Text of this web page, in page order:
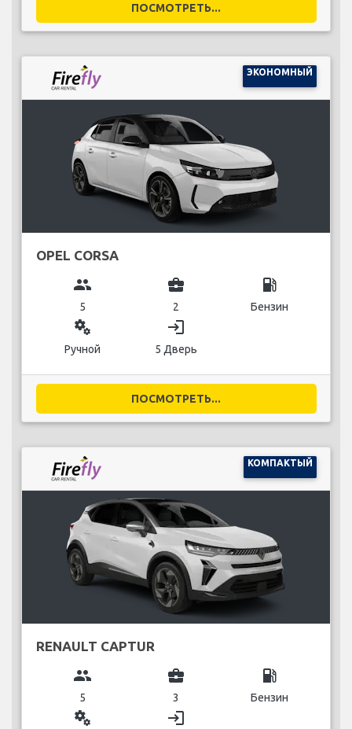
ПОСМОТРЕТЬ...
ЭКОНОМНЫЙ
OPEL CORSA
group
5
business_center
2
local_gas_station
Бензин
miscellaneous_services
Ручной
login
5 Дверь
ПОСМОТРЕТЬ...
КОМПАКТЫЙ
RENAULT CAPTUR
group
5
business_center
3
local_gas_station
Бензин
miscellaneous_services login